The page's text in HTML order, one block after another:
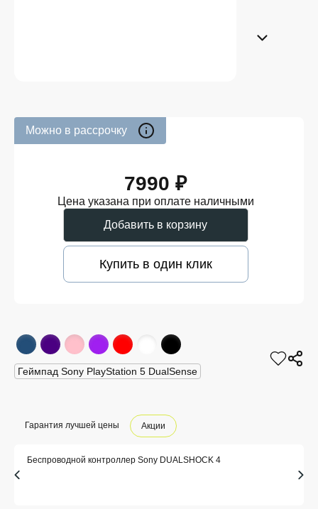
Можно в рассрочку
7990 ₽
Цена указана при оплате наличными
Добавить в корзину
Купить в один клик
Геймпад Sony PlayStation 5 DualSense
Гарантия лучшей цены Акции
Беспроводной контроллер Sony DUALSHOCK 4